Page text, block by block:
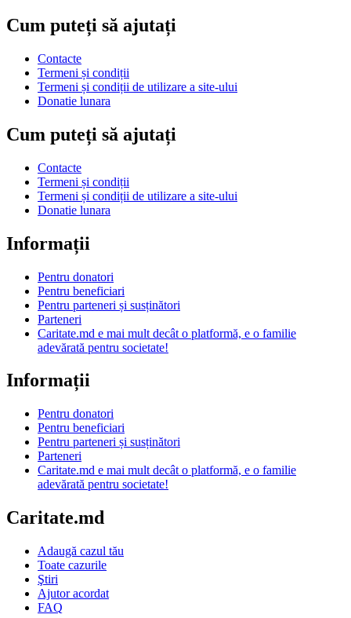
Cum puteți să ajutați
Contacte
Termeni și condiții
Termeni și condiții de utilizare a site-ului
Donatie lunara
Cum puteți să ajutați
Contacte
Termeni și condiții
Termeni și condiții de utilizare a site-ului
Donatie lunara
Informații
Pentru donatori
Pentru beneficiari
Pentru parteneri și susținători
Parteneri
Caritate.md e mai mult decât o platformă, e o familie
adevărată pentru societate!
Informații
Pentru donatori
Pentru beneficiari
Pentru parteneri și susținători
Parteneri
Caritate.md e mai mult decât o platformă, e o familie
adevărată pentru societate!
Caritate.md
Adaugă cazul tău
Toate cazurile
Ştiri
Ajutor acordat
FAQ